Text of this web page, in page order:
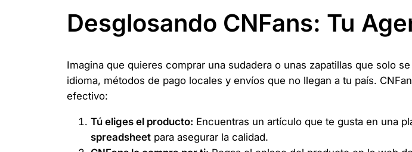
Desglosando CNFans: Tu
Imagina que quieres comprar una sudadera o unas zapatillas que solo
idioma, métodos de pago locales y envíos que no llegan a tu país.
efectivo:
Tú eliges el producto: Encuentras un artículo que te gusta en una
spreadsheet para asegurar la calidad.